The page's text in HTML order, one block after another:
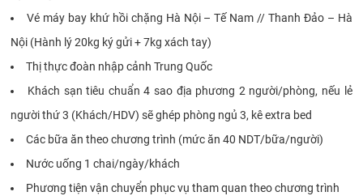
Vé máy bay khứ hồi chặng Hà Nội – Tế Nam // Thanh Đảo – Hà
Nội (Hành lý 20kg ký gửi + 7kg xách tay)
Thị thực đoàn nhập cảnh Trung Quốc
Khách sạn tiêu chuẩn 4 sao địa phương 2 người/phòng, nếu lẻ
người thứ 3 (Khách/HDV) sẽ ghép phòng ngủ 3, kê extra bed
Các bữa ăn theo chương trình (mức ăn 40 NDT/bữa/người)
Nước uống 1 chai/ngày/khách
Phương tiện vận chuyển phục vụ tham quan theo chương trình